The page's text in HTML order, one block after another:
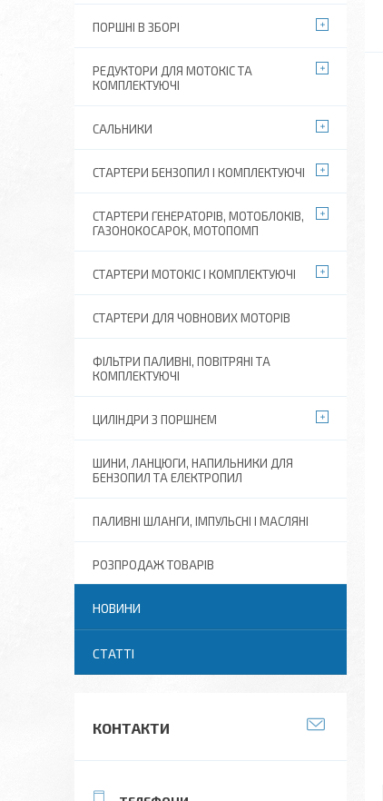
ПОРШНІ В ЗБОРІ
РЕДУКТОРИ ДЛЯ МОТОКІС ТА
КОМПЛЕКТУЮЧІ
САЛЬНИКИ
СТАРТЕРИ БЕНЗОПИЛ І КОМПЛЕКТУЮЧІ
СТАРТЕРИ ГЕНЕРАТОРІВ, МОТОБЛОКІВ,
ГАЗОНОКОСАРОК, МОТОПОМП
СТАРТЕРИ МОТОКІС І КОМПЛЕКТУЮЧІ
СТАРТЕРИ ДЛЯ ЧОВНОВИХ МОТОРІВ
ФІЛЬТРИ ПАЛИВНІ, ПОВІТРЯНІ ТА
КОМПЛЕКТУЮЧІ
ЦИЛІНДРИ З ПОРШНЕМ
ШИНИ, ЛАНЦЮГИ, НАПИЛЬНИКИ ДЛЯ
БЕНЗОПИЛ ТА ЕЛЕКТРОПИЛ
ПАЛИВНІ ШЛАНГИ, ІМПУЛЬСНІ І МАСЛЯНІ
РОЗПРОДАЖ ТОВАРІВ
НОВИНИ
СТАТТІ
КОНТАКТИ